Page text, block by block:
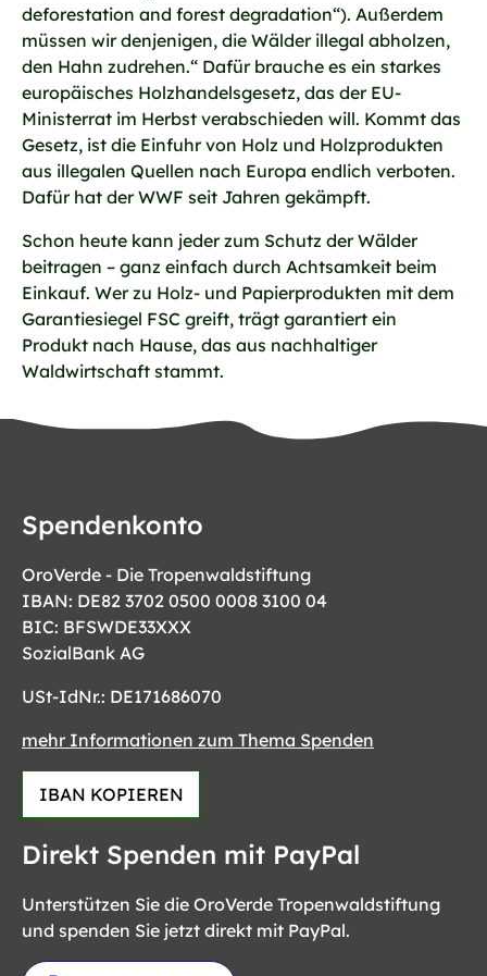
deforestation and forest degradation“). Außerdem
müssen wir denjenigen, die Wälder illegal abholzen,
den Hahn zudrehen.“ Dafür brauche es ein starkes
europäisches Holzhandelsgesetz, das der EU-
Ministerrat im Herbst verabschieden will. Kommt das
Gesetz, ist die Einfuhr von Holz und Holzprodukten
aus illegalen Quellen nach Europa endlich verboten.
Dafür hat der WWF seit Jahren gekämpft.
Schon heute kann jeder zum Schutz der Wälder
beitragen – ganz einfach durch Achtsamkeit beim
Einkauf. Wer zu Holz- und Papierprodukten mit dem
Garantiesiegel FSC greift, trägt garantiert ein
Produkt nach Hause, das aus nachhaltiger
Waldwirtschaft stammt.
Spendenkonto
OroVerde - Die Tropenwaldstiftung
IBAN: DE82 3702 0500 0008 3100 04
BIC: BFSWDE33XXX
SozialBank AG
USt-IdNr.: DE171686070
mehr Informationen zum Thema Spenden
IBAN KOPIEREN
Direkt Spenden mit PayPal
Unterstützen Sie die OroVerde Tropenwaldstiftung
und spenden Sie jetzt direkt mit PayPal.